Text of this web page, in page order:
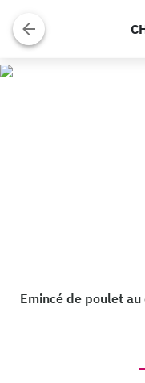
Emincé de poulet